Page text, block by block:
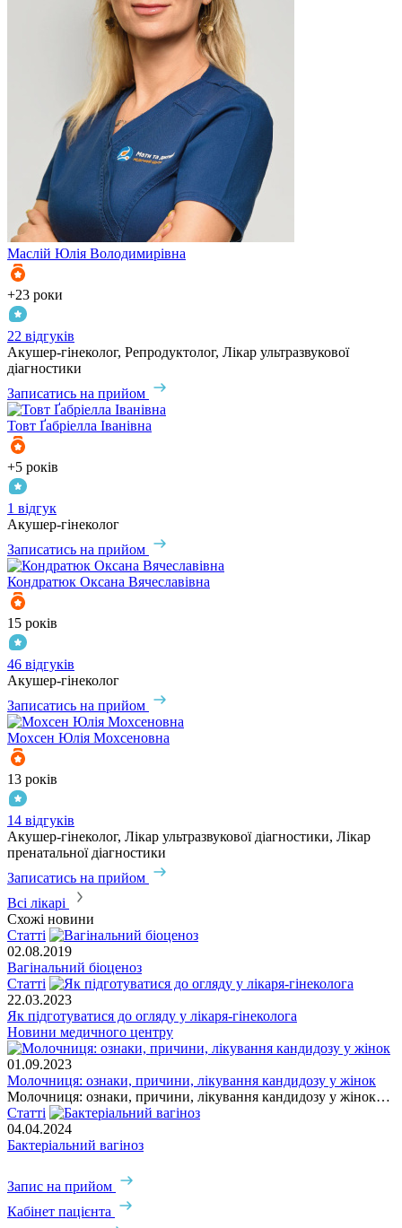
Маслій Юлія Володимирівна
+23 роки
22 відгуків
Акушер-гінеколог, Репродуктолог, Лікар ультразвукової
діагностики
Записатись на прийом
Товт Ґабріелла Іванівна
+5 років
1 відгук
Акушер-гінеколог
Записатись на прийом
Кондратюк Оксана Вячеславівна
15 років
46 відгуків
Акушер-гінеколог
Записатись на прийом
Мохсен Юлія Мохсеновна
13 років
14 відгуків
Акушер-гінеколог, Лікар ультразвукової діагностики, Лікар
пренатальної діагностики
Записатись на прийом
Всі лікарі
Схожі новини
Статті
02.08.2019
Вагінальний біоценоз
Статті
22.03.2023
Як підготуватися до огляду у лікаря-гінеколога
Новини медичного центру
01.09.2023
Молочниця: ознаки, причини, лікування кандидозу у жінок
Молочниця: ознаки, причини, лікування кандидозу у жінок…
Статті
04.04.2024
Бактеріальний вагіноз
Запис на прийом
Кабінет пацієнта